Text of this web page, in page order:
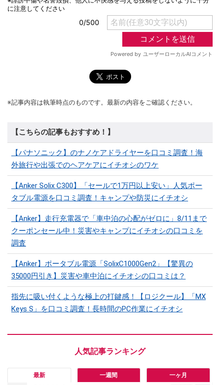
※記事内容は執筆時点のものです。最新の内容をご確認ください。
【こちらの記事もおすすめ！】
【パナソニック】のナノケアドライヤーを口コミ調査！海
外旅行や出張でのヘアケアにイチオシのワケ
【Anker Solix C300】「セールで1万円以上安い」人気ポー
タブル電源を口コミ調査！キャンプや防災にイチオシ
【Anker】走行充電器で「車中泊の心配がゼロに」8/11まで
クーポンセール中！災害やキャンプにイチオシの口コミを
調査
【Anker】ポータブル電源「SolixC1000Gen2」【驚異の
35000円引き】災害や車中泊にイチオシの口コミは？
指先に吸い付くような極上の打鍵感！【ロジクール】「MX
Keys S」を口コミ調査！長時間のPC作業にイチオシ
最新 一週間 一ヶ月